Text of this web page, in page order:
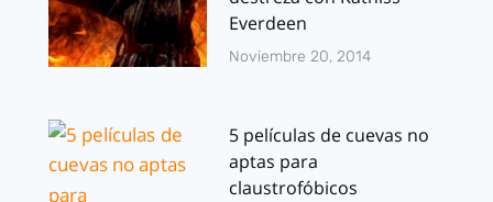
Everdeen
Noviembre 20, 2014
5 películas de cuevas no
aptas para
claustrofóbicos